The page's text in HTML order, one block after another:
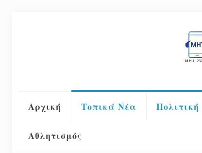
Αρχική Τοπικά Νέα Πολιτική
Αθλητισμός